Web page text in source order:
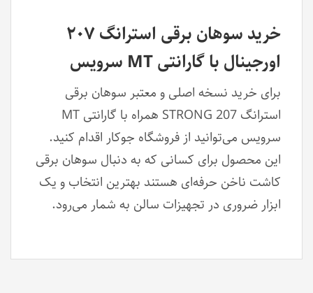
خرید سوهان برقی استرانگ ۲۰۷
اورجینال با گارانتی MT سرویس
برای خرید نسخه اصلی و معتبر سوهان برقی
استرانگ STRONG 207 همراه با گارانتی MT
سرویس می‌توانید از فروشگاه جوکار اقدام کنید.
این محصول برای کسانی که به دنبال سوهان برقی
کاشت ناخن حرفه‌ای هستند بهترین انتخاب و یک
ابزار ضروری در تجهیزات سالن به شمار می‌رود.